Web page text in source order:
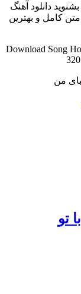
دانلود آهنگ
کامل و بهترین
Download Song
تو